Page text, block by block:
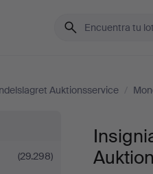
Auktionsservice /
(29.298)